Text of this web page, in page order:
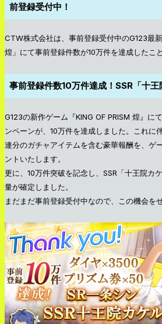
前登録受付中！
CTW株式会社は、事前登録受付中のG123最
煌」にて事前登録件数が10万件を達成したこ
事前登録件数10万件達成！SSR「十王
G123の新作ゲーム『KING OF PRISM 煌』に
ンペーンが、10万件を達成しました。これに
連分のガチャアイテムを含む豪華報酬を、ゲ
ントいたします。
更に、10万件突破を記念し、SSR「十王院カ
量が確定しました。
まだまだ事前登録受付中なので、この機会を